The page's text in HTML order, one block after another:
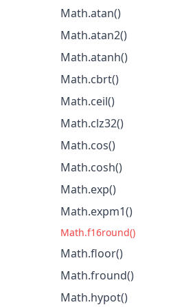
Math.SQRT2
Math.atan()
Math.atan2()
Math.atanh()
Math.cbrt()
Math.ceil()
Math.clz32()
Math.cos()
Math.cosh()
Math.exp()
Math.expm1()
Math.f16round()
Math.floor()
Math.fround()
Math.hypot()